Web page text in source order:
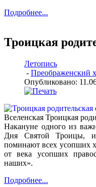
Подробнее...
Троицкая
Летопись
- Преображенский
Опубликовано:
Вселенская Троицкая
Накануне одного из
Дня Святой Троицы,
поминают всех усопших
от века усопших
наших».
Подробнее...